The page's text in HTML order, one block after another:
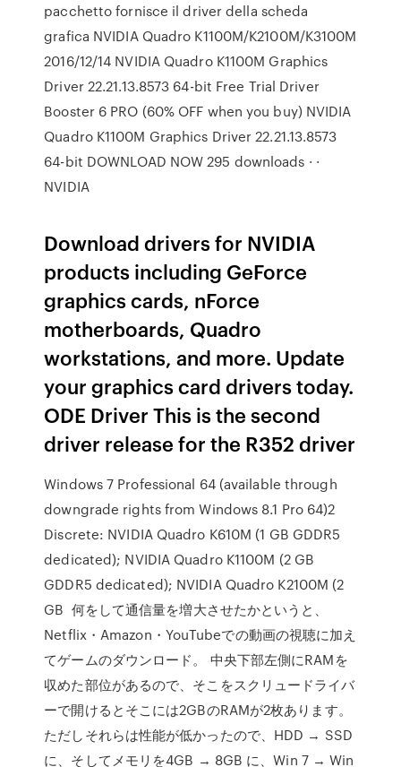
pacchetto fornisce il driver della scheda
grafica NVIDIA Quadro K1100M/K2100M/K3100M
2016/12/14 NVIDIA Quadro K1100M Graphics
Driver 22.21.13.8573 64-bit Free Trial Driver
Booster 6 PRO (60% OFF when you buy) NVIDIA
Quadro K1100M Graphics Driver 22.21.13.8573
64-bit DOWNLOAD NOW 295 downloads · ·
NVIDIA
Download drivers for NVIDIA
products including GeForce
graphics cards, nForce
motherboards, Quadro
workstations, and more. Update
your graphics card drivers today.
ODE Driver This is the second
driver release for the R352 driver
Windows 7 Professional 64 (available through
downgrade rights from Windows 8.1 Pro 64)2
Discrete: NVIDIA Quadro K610M (1 GB GDDR5
dedicated); NVIDIA Quadro K1100M (2 GB
GDDR5 dedicated); NVIDIA Quadro K2100M (2
GB 何をして通信量を増大させたかというと、
Netflix・Amazon・YouTubeでの動画の視聴に加え
てゲームのダウンロード。 中央下部左側にRAMを
収めた部位があるので、そこをスクリュードライバ
ーで開けるとそこには2GBのRAMが2枚あります。
ただしそれらは性能が低かったので、HDD → SSD
に、そしてメモリを4GB → 8GB に、Win 7 → Win